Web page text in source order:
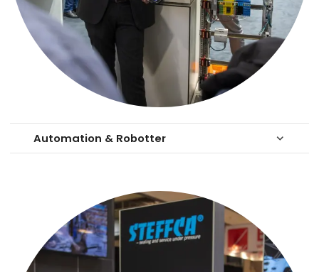
Automation & Robotter keyboard_arrow_down